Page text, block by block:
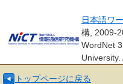
日本語ワ
構, 2009-
WordNet
University.
トップページに戻る